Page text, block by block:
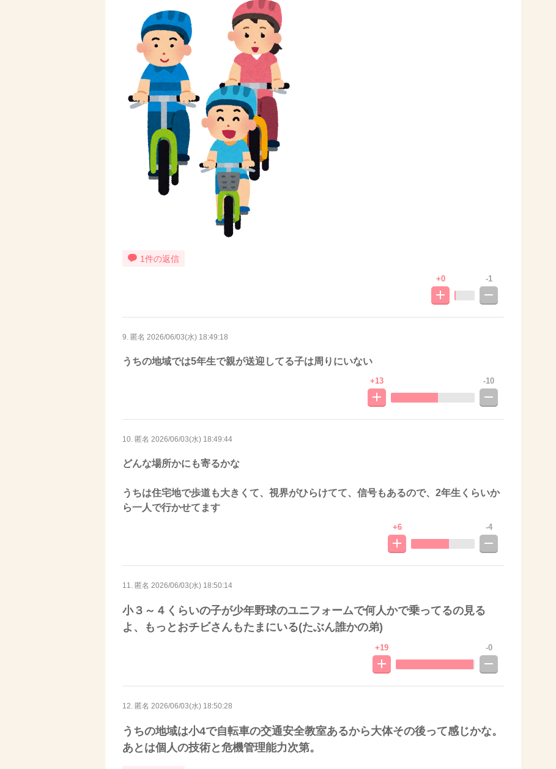
1件の返信
+0 -1
9. 匿名 2026/06/03(水) 18:49:18
うちの地域では5年生で親が送迎してる子は周りにいない
+13 -10
10. 匿名 2026/06/03(水) 18:49:44
どんな場所かにも寄るかな
うちは住宅地で歩道も大きくて、視界がひらけてて、信号もあるので、2年生くらいか
ら一人で行かせてます
+6 -4
11. 匿名 2026/06/03(水) 18:50:14
小３～４くらいの子が少年野球のユニフォームで何人かで乗ってるの見る
よ、もっとおチビさんもたまにいる(たぶん誰かの弟)
+19 -0
12. 匿名 2026/06/03(水) 18:50:28
うちの地域は小4で自転車の交通安全教室あるから大体その後って感じかな。
あとは個人の技術と危機管理能力次第。